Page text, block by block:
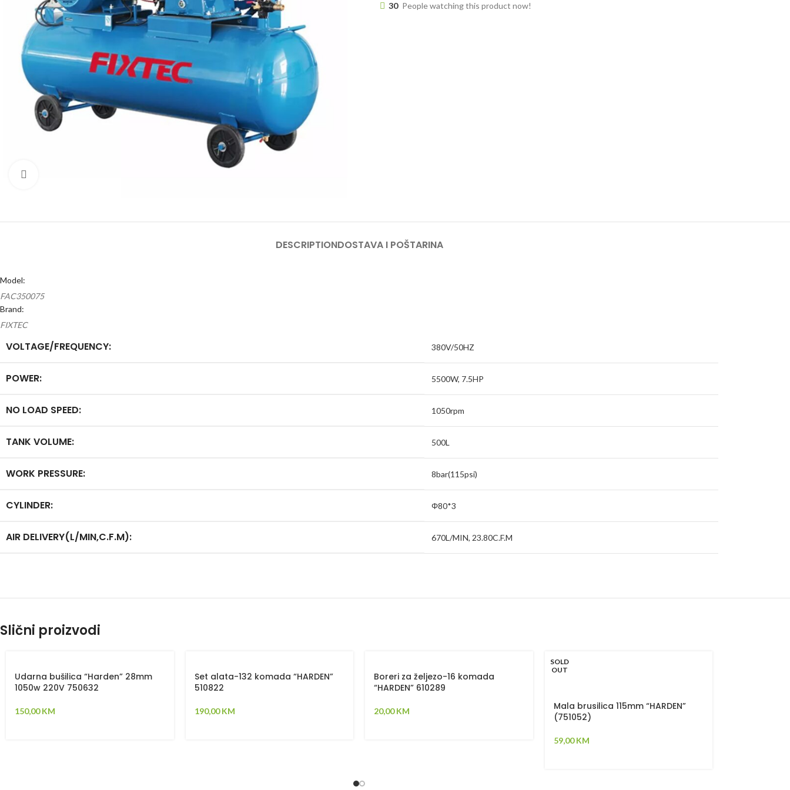
30 People watching this product now!
DESCRIPTIONDOSTAVA I POŠTARINA
Model:
FAC350075
Brand:
FIXTEC
VOLTAGE/FREQUENCY: 380V/50HZ
POWER: 5500W, 7.5HP
NO LOAD SPEED: 1050rpm
TANK VOLUME: 500L
WORK PRESSURE: 8bar(115psi)
CYLINDER: Φ80*3
AIR DELIVERY(L/MIN,C.F.M): 670L/MIN, 23.80C.F.M
Slični proizvodi
Udarna bušilica “Harden” 28mm
1050w 220V 750632
150,00KM
Set alata-132 komada “HARDEN”
510822
190,00KM
Boreri za željezo-16 komada
“HARDEN” 610289
20,00KM
SOLD
OUT
Mala brusilica 115mm “HARDEN”
(751052)
59,00KM